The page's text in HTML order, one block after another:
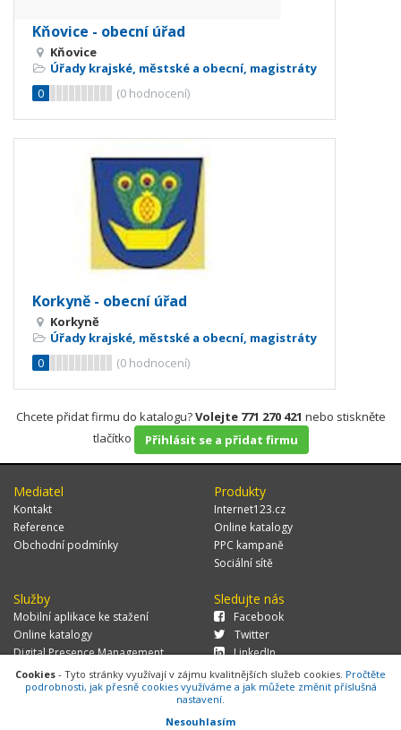
Kňovice - obecní úřad
Kňovice
Úřady krajské, městské a obecní, magistráty
0
(0 hodnocení)
Korkyně - obecní úřad
Korkyně
Úřady krajské, městské a obecní, magistráty
0
(0 hodnocení)
Chcete přidat firmu do katalogu?Volejte 771 270 421 nebo stiskněte
tlačítko
Přihlásit se a přidat firmu
Mediatel
Kontakt
Reference
Obchodní podmínky
Produkty
Internet123.cz
Online katalogy
PPC kampaně
Sociální sítě
Služby
Mobilní aplikace ke stažení
Online katalogy
Digital Presence Management
Více zákazníků
Sledujte nás
Facebook
Twitter
LinkedIn
© 2026 MEDIATEL CZ, s.r.o.,Za Potokem 46/4, 106 00 Praha 10, tel.:
Cookies - Tyto stránky využívají v zájmu kvalitnějších služeb cookies. Pročtěte
podrobnosti, jak přesně cookies využíváme a jak můžete změnit příslušná
nastavení.
Nesouhlasím